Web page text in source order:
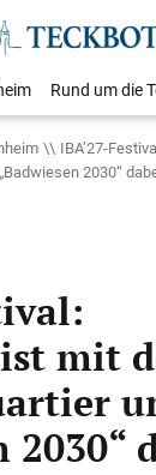
Rund um die
IBA’27-
2030“
mit
2030“